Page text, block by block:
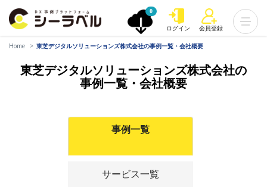
0
ログイン 会員登録
Home 東芝デジタルソリューションズ株式会社の事例一覧・会社概要
東芝デジタルソリューションズ株式会社の
事例一覧・会社概要
事例一覧
サービス一覧